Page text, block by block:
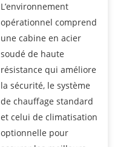
L’environnement
opérationnel comprend
une cabine en acier
soudé de haute
résistance qui améliore
la sécurité, le système
de chauffage standard
et celui de climatisation
optionnelle pour